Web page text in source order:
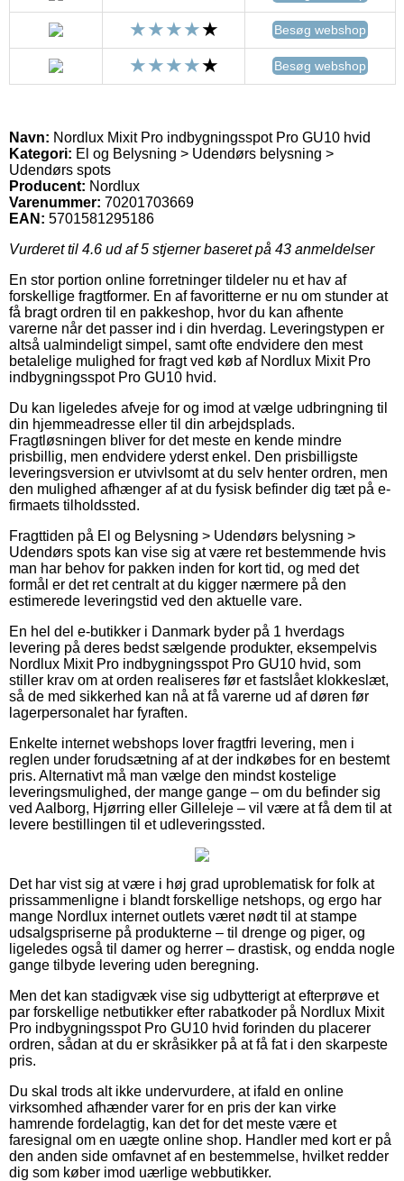
Besøg webshop
Besøg webshop
Navn: Nordlux Mixit Pro indbygningsspot Pro GU10 hvid
Kategori: El og Belysning > Udendørs belysning >
Udendørs spots
Producent: Nordlux
Varenummer: 70201703669
EAN: 5701581295186
Vurderet til 4.6 ud af 5 stjerner baseret på 43 anmeldelser
En stor portion online forretninger tildeler nu et hav af
forskellige fragtformer. En af favoritterne er nu om stunder at
få bragt ordren til en pakkeshop, hvor du kan afhente
varerne når det passer ind i din hverdag. Leveringstypen er
altså ualmindeligt simpel, samt ofte endvidere den mest
betalelige mulighed for fragt ved køb af Nordlux Mixit Pro
indbygningsspot Pro GU10 hvid.
Du kan ligeledes afveje for og imod at vælge udbringning til
din hjemmeadresse eller til din arbejdsplads.
Fragtløsningen bliver for det meste en kende mindre
prisbillig, men endvidere yderst enkel. Den prisbilligste
leveringsversion er utvivlsomt at du selv henter ordren, men
den mulighed afhænger af at du fysisk befinder dig tæt på e-
firmaets tilholdssted.
Fragttiden på El og Belysning > Udendørs belysning >
Udendørs spots kan vise sig at være ret bestemmende hvis
man har behov for pakken inden for kort tid, og med det
formål er det ret centralt at du kigger nærmere på den
estimerede leveringstid ved den aktuelle vare.
En hel del e-butikker i Danmark byder på 1 hverdags
levering på deres bedst sælgende produkter, eksempelvis
Nordlux Mixit Pro indbygningsspot Pro GU10 hvid, som
stiller krav om at orden realiseres før et fastslået klokkeslæt,
så de med sikkerhed kan nå at få varerne ud af døren før
lagerpersonalet har fyraften.
Enkelte internet webshops lover fragtfri levering, men i
reglen under forudsætning af at der indkøbes for en bestemt
pris. Alternativt må man vælge den mindst kostelige
leveringsmulighed, der mange gange – om du befinder sig
ved Aalborg, Hjørring eller Gilleleje – vil være at få dem til at
levere bestillingen til et udleveringssted.
Det har vist sig at være i høj grad uproblematisk for folk at
prissammenligne i blandt forskellige netshops, og ergo har
mange Nordlux internet outlets været nødt til at stampe
udsalgspriserne på produkterne – til drenge og piger, og
ligeledes også til damer og herrer – drastisk, og endda nogle
gange tilbyde levering uden beregning.
Men det kan stadigvæk vise sig udbytterigt at efterprøve et
par forskellige netbutikker efter rabatkoder på Nordlux Mixit
Pro indbygningsspot Pro GU10 hvid forinden du placerer
ordren, sådan at du er skråsikker på at få fat i den skarpeste
pris.
Du skal trods alt ikke undervurdere, at ifald en online
virksomhed afhænder varer for en pris der kan virke
hamrende fordelagtig, kan det for det meste være et
faresignal om en uægte online shop. Handler med kort er på
den anden side omfavnet af en bestemmelse, hvilket redder
dig som køber imod uærlige webbutikker.